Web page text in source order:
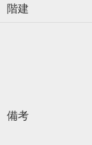
階建
備考